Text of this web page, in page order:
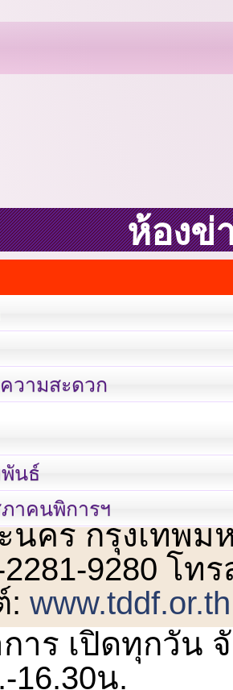
ห้องข่
วามสะดวก
นธ์
าคนพิการฯ
ชั้น 2 ถนนวิ
นคร กรุงเทพม
9280 โท
:www.tddf.or.th
การ เปิดทุกวัน
16.30น.